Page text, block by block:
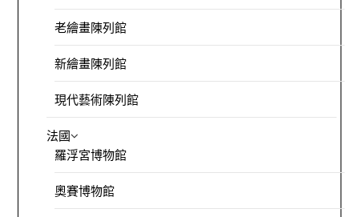
老繪畫陳列館
新繪畫陳列館
現代藝術陳列館
法國
羅浮宮博物館
奧賽博物館